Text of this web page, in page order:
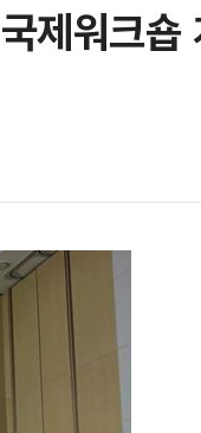
제워크숍